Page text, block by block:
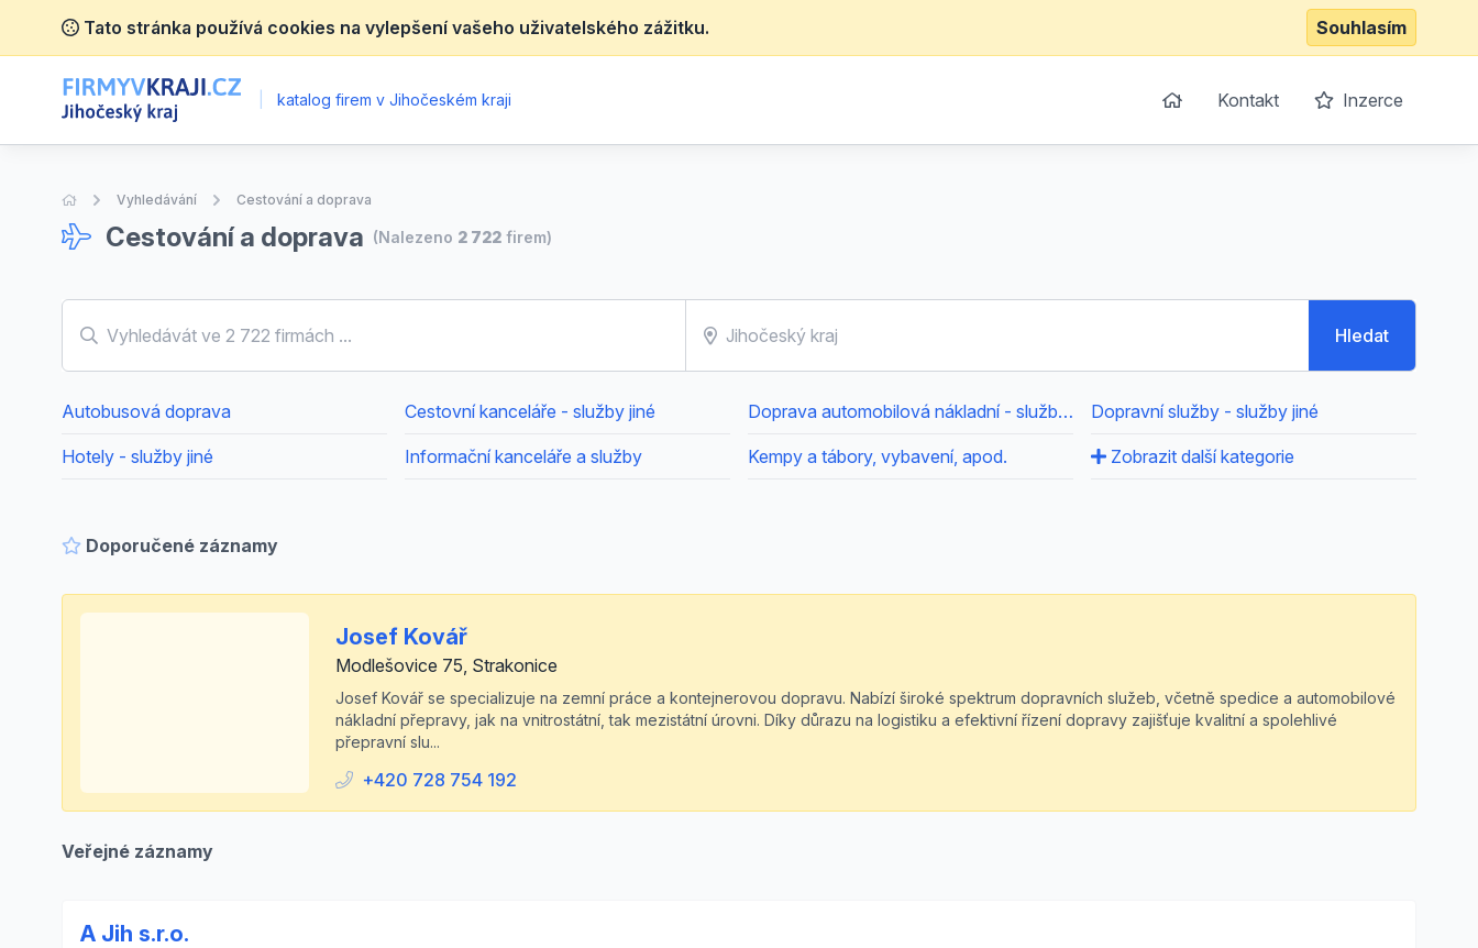
Tato stránka používá cookies na vylepšení vašeho uživatelského zážitku. Souhlasím
katalog firem v Jihočeském kraji Kontakt Inzerce
Úvodní stránka
Vyhledávání Cestování a doprava
Cestování a doprava (Nalezeno 2 722 firem)
Hledat
Autobusová doprava Cestovní kanceláře - služby jiné Doprava automobilová nákladní - služby jiné Dopravní služby - služby jiné
Hotely - služby jiné Informační kanceláře a služby Kempy a tábory, vybavení, apod. Zobrazit další kategorie
Doporučené záznamy
Josef Kovář
Modlešovice 75, Strakonice
Josef Kovář se specializuje na zemní práce a kontejnerovou dopravu. Nabízí široké spektrum dopravních služeb, včetně spedice a automobilové
nákladní přepravy, jak na vnitrostátní, tak mezistátní úrovni. Díky důrazu na logistiku a efektivní řízení dopravy zajišťuje kvalitní a spolehlivé
přepravní slu...
+420 728 754 192
Veřejné záznamy
A Jih s.r.o.